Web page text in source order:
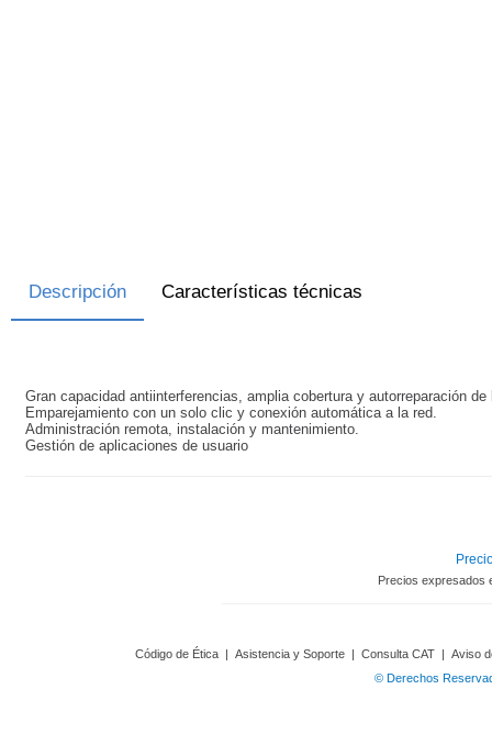
Descripción Características técnicas
Gran capacidad antiinterferencias, amplia cobertura y autorreparación de
Emparejamiento con un solo clic y conexión automática a la red.
Administración remota, instalación y mantenimiento.
Gestión de aplicaciones de usuario
Precios expresados
Código de Ética | Asistencia y Soporte | Consulta CAT | Aviso
© Derechos